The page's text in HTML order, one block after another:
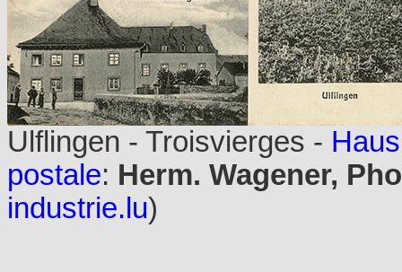
Ulflingen - Troisvierges -
postale: Herm. Wagener,
industrie.lu)